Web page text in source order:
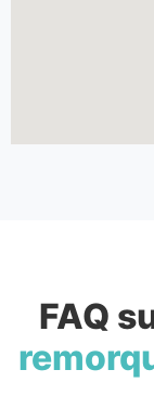
FAQ